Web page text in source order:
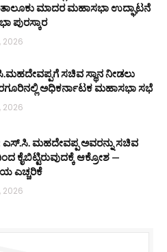
ತಾಲೂಕು ಮಾದರ ಮಹಾಸಭಾ ಉದ್ಘಾಟನೆ
ಪುರಸ್ಕಾರ
2026
ಸಚಿವ ಸ್ಥಾನ ನೀಡಲು
ಅಧಿಕರ್ನಾಟಕ ಮಹಾಸಭಾ ಸಭೆ
2026
ಎಸ್.ಸಿ. ಮಹದೇವಪ್ಪ ಅವರನ್ನು ಸಚಿವ
ಕೈಬಿಟ್ಟಿರುವುದಕ್ಕೆ ಆಕ್ರೋಶ —
ಎಚ್ಚರಿಕೆ
2026